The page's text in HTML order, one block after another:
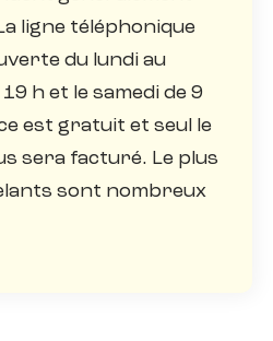
ligne téléphonique
du lundi au
h et le samedi de 9
est gratuit et seul le
sera facturé. Le plus
sont nombreux